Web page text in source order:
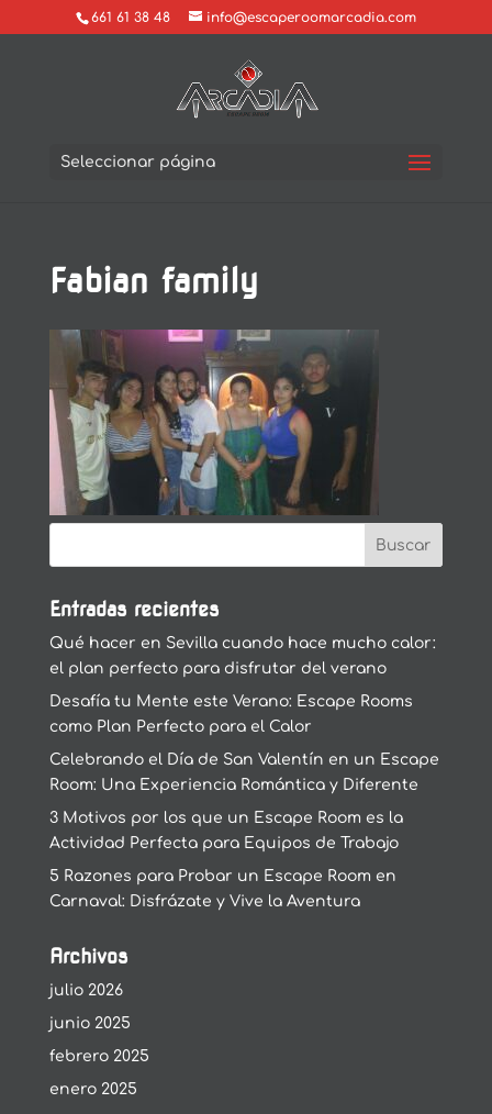
661 61 38 48 info@escaperoomarcadia.com
Seleccionar página
Fabian family
Entradas recientes
Qué hacer en Sevilla cuando hace mucho calor:
el plan perfecto para disfrutar del verano
Desafía tu Mente este Verano: Escape Rooms
como Plan Perfecto para el Calor
Celebrando el Día de San Valentín en un Escape
Room: Una Experiencia Romántica y Diferente
3 Motivos por los que un Escape Room es la
Actividad Perfecta para Equipos de Trabajo
5 Razones para Probar un Escape Room en
Carnaval: Disfrázate y Vive la Aventura
Archivos
julio 2026
junio 2025
febrero 2025
enero 2025